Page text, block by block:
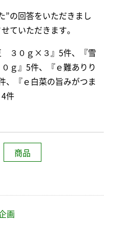
”の回答をいただきまし
ていただきます。
３０ｇ×３』5件、『雪
ｇ』5件、『ｅ難ありり
『ｅ白菜の旨みがつま
件
商品
画